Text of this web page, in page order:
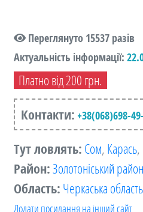
Переглянуто 15537 разів
Актуальність інформації:
Платно від 200 грн.
Контакти: +38(068)698-
Тут ловлять:Сом,Карась,
Район:Золотоніський район
Область:Черкаська область
Додати посилання на інший сайт